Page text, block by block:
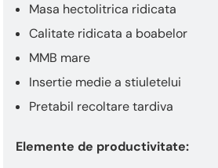
with
the
Masa hectolitrica ridicata
Calitate ridicata a boabelor
MMB mare
Insertie medie a stiuletelui
Pretabil recoltare tardiva
Elemente de productivitate: